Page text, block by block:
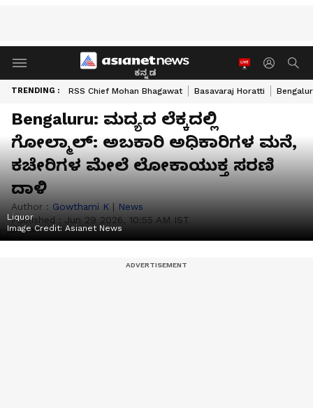
ಕನ್ನಡ
TRENDING : RSS Chief Mohan Bhagawat Basavaraj Horatti
Bengaluru: ಮದ್ಯದ ಲೆಕ್ಕದಲ್ಲಿ
ಗೋಲ್ಮಾಲ್: ಅಬಕಾರಿ ಅಧಿಕಾರಿಗಳ ಮನೆ,
ಕಚೇರಿಗಳ ಮೇಲೆ ಲೋಕಾಯುಕ್ತ ಸರಣಿ
ದಾಳಿ
Author : Gowthami K | News
Published : Jun 29 2026, 10:55 AM IST
Liquor
Image Credit: Asianet News